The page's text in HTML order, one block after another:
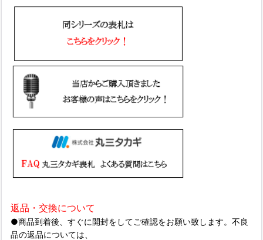
返品・交換について
●商品到着後、すぐに開封をしてご確認をお願い致します。不良
品の返品については、